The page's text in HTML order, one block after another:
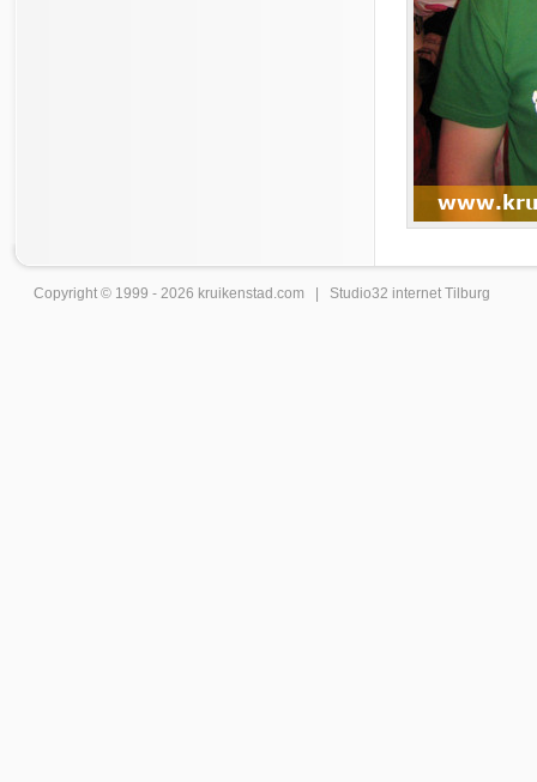
Copyright © 1999 - 2026 kruikenstad .com | Studio32 internet Tilburg